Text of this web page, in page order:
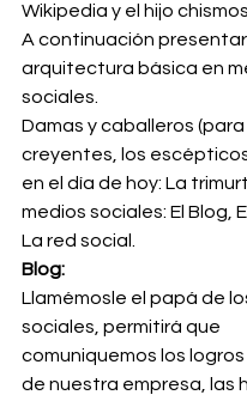
Wikipedia y el hijo
A continuación
arquitectura básica en
sociales.
Damas y caballeros (para
creyentes, los
en el día de hoy: La
medios sociales: El Blog,
La red social.
Blog:
Llamémosle el papá de
sociales, permitirá que
comuniquemos los
de nuestra empresa, las